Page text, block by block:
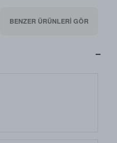
BENZER ÜRÜNLERİ GÖR